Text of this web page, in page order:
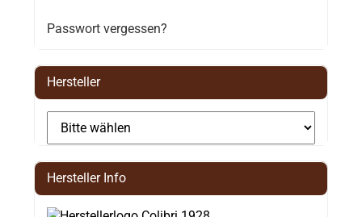
Passwort vergessen?
Hersteller
Hersteller Info